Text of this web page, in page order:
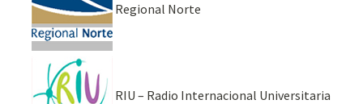
Regional Norte
RIU – Radio Internacional Universitaria